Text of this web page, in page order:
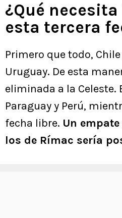
¿Qué necesita
esta tercera
Primero que todo,
Uruguay. De esta
eliminada a la Celeste.
Paraguay y Perú,
fecha libre. Un
los de Rímac sería